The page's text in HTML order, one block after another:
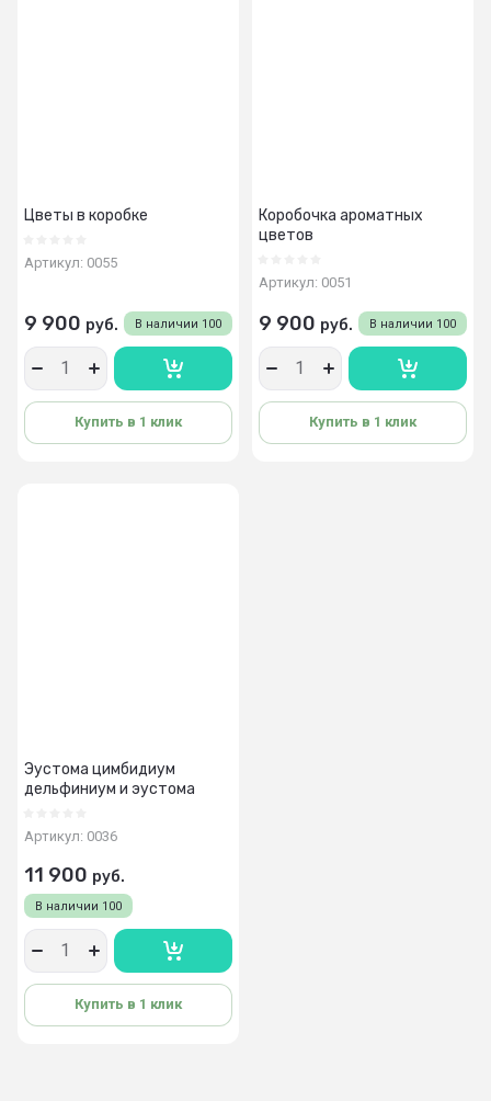
Цветы в коробке
Артикул: 0055
В наличии 100
9 900 руб.
Купить в 1 клик
Коробочка ароматных
цветов
Артикул: 0051
В наличии 100
9 900 руб.
Купить в 1 клик
Эустома цимбидиум
дельфиниум и эустома
Артикул: 0036
В наличии 100
11 900 руб.
Купить в 1 клик